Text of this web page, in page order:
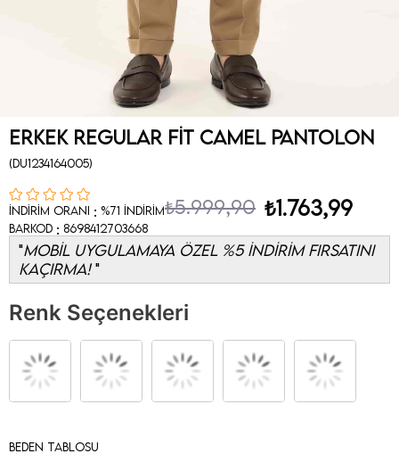
Erkek Regular Fit Camel Pantolon
(DU1234164005)
İndirim Oranı : %71 İndirim₺5.999,90 ₺1.763,99
Barkod : 8698412703668
MOBİL UYGULAMAYA ÖZEL %5 İNDİRİM FIRSATINI
KAÇIRMA!
Renk Seçenekleri
Beden Tablosu